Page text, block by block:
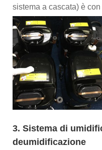
sistema a cascata) è
3. Sistema di
deumidificazione